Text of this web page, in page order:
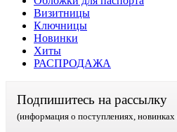
Визитницы
Ключницы
Новинки
Хиты
РАСПРОДАЖА
Подпишитесь на рассылку
(информация о поступлениях,